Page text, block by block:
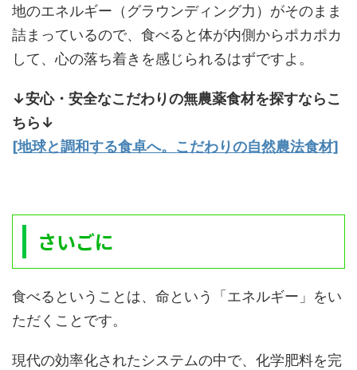
地のエネルギー（グラウンディング力）がそのまま
詰まっているので、食べると体が内側からポカポカ
して、心の落ち着きを感じられるはずですよ。
↓安心・安全なこだわりの無農薬食材を探すならこ
ちら↓
[地球と調和する食卓へ。こだわりの自然農法食材]
さいごに
食べるということは、命という「エネルギー」をい
ただくことです。
現代の効率化されたシステムの中で、化学肥料を完